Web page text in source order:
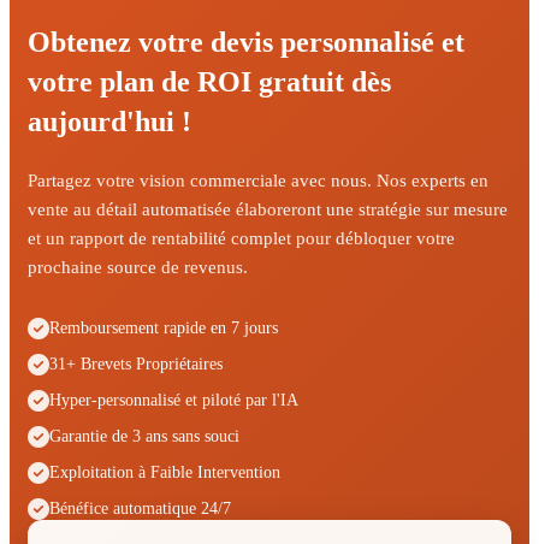
Obtenez votre devis personnalisé et
votre plan de ROI gratuit dès
aujourd'hui !
Partagez votre vision commerciale avec nous. Nos experts en
vente au détail automatisée élaboreront une stratégie sur mesure
et un rapport de rentabilité complet pour débloquer votre
prochaine source de revenus.
Remboursement rapide en 7 jours
31+ Brevets Propriétaires
Hyper-personnalisé et piloté par l'IA
Garantie de 3 ans sans souci
Exploitation à Faible Intervention
Bénéfice automatique 24/7